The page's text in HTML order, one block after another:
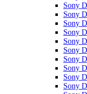
Sony
Sony
Sony
Sony
Sony
Sony
Sony
Sony
Sony
Sony